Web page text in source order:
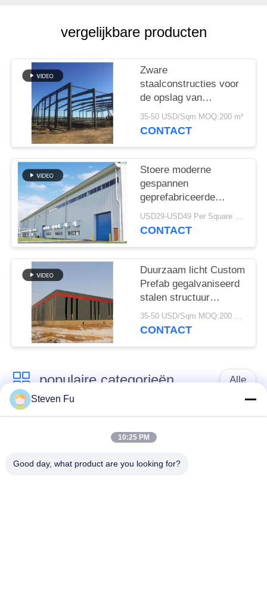
SITEMAP
PRIVACY
POLICY
vergelijkbare producten
Zware
staalconstructies voor
de opslag van
cementfabrieken
35-50 USD/Sqm MOQ:200 m²
CONTACT
Stoere moderne
gespannen
geprefabriceerde
industriële
staalstructuur
USD29-USD49 Per Square Meter MOQ:200 vierkante meter
CONTACT
Duurzaam licht Custom
Prefab gegalvaniseerd
stalen structuur
magazijn voor opslag 35-50 USD/Sqm MOQ:200 vierkante meter
CONTACT
populaire categorieën Alle
stalen structuur
De Workshop van de
staalstructuur
de bouw van de
De vervaardiging van
Steven Fu
10:25 PM
Good day, what product are you looking for?